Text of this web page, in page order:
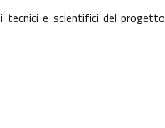
e scientifici del